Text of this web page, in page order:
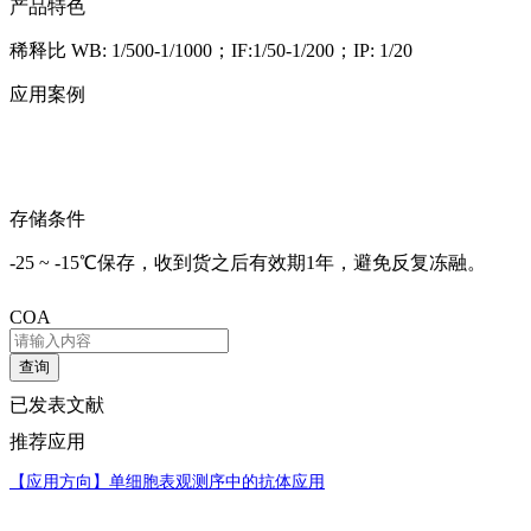
产品特色
稀释比 WB: 1/500-1/1000；IF:1/50-1/200；IP: 1/20
应用案例
存储条件
-25 ~ -15℃保存，收到货之后有效期1年，避免反复冻融。
COA
查询
已发表文献
推荐应用
【应用方向】 单细胞表观测序中的抗体应用